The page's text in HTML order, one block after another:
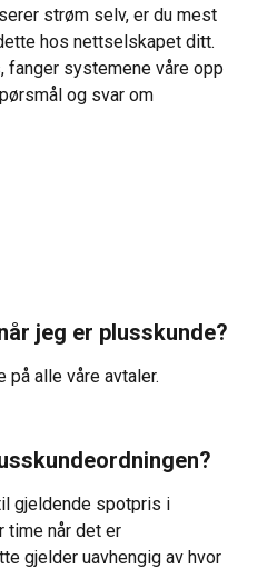
strøm selv, er du mest
hos nettselskapet ditt.
fanger systemene våre opp
og svar om
jeg er plusskunde?
alle våre avtaler.
gjeldende spotpris i
time når det er
gjelder uavhengig av hvor